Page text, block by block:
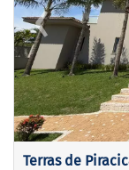
‹Previous
Terras de